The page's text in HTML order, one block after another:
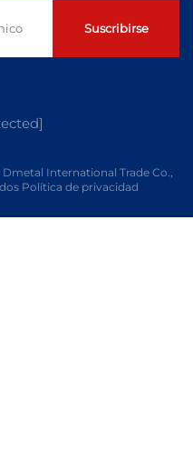
Suscribirse
International Trade Co.,
Política de privacidad